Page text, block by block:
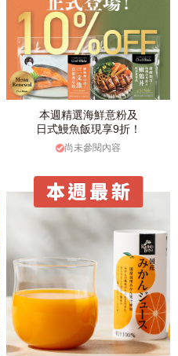
本週精選海鮮意粉及
日式鰻魚飯現享9折！
尚未參閱內容